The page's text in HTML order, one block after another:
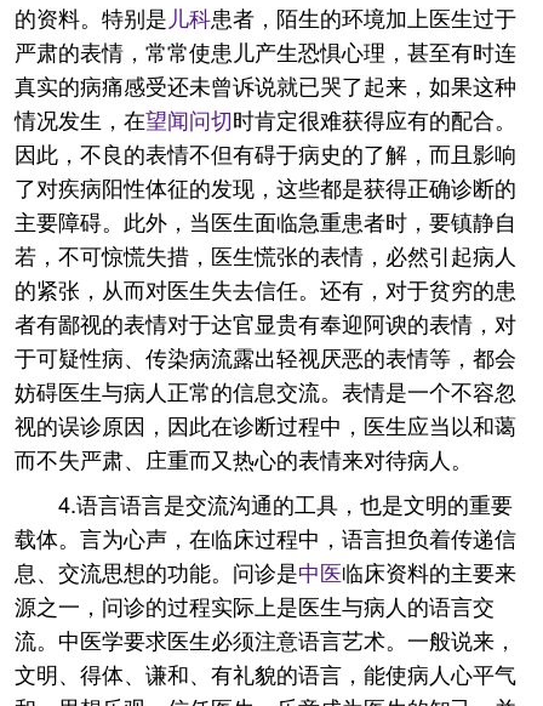
的资料。特别是儿科患者，陌生的环境加上医生过于
严肃的表情，常常使患儿产生恐惧心理，甚至有时连
真实的病痛感受还未曾诉说就已哭了起来，如果这种
情况发生，在望闻问切时肯定很难获得应有的配合。
因此，不良的表情不但有碍于病史的了解，而且影响
了对疾病阳性体征的发现，这些都是获得正确诊断的
主要障碍。此外，当医生面临急重患者时，要镇静自
若，不可惊慌失措，医生慌张的表情，必然引起病人
的紧张，从而对医生失去信任。还有，对于贫穷的患
者有鄙视的表情对于达官显贵有奉迎阿谀的表情，对
于可疑性病、传染病流露出轻视厌恶的表情等，都会
妨碍医生与病人正常的信息交流。表情是一个不容忽
视的误诊原因，因此在诊断过程中，医生应当以和蔼
而不失严肃、庄重而又热心的表情来对待病人。
4.语言语言是交流沟通的工具，也是文明的重要
载体。言为心声，在临床过程中，语言担负着传递信
息、交流思想的功能。问诊是中医临床资料的主要来
源之一，问诊的过程实际上是医生与病人的语言交
流。中医学要求医生必须注意语言艺术。一般说来，
文明、得体、谦和、有礼貌的语言，能使病人心平气